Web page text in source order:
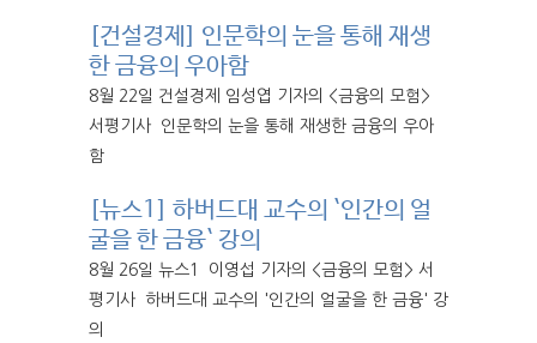
[건설경제] 인문학의 눈을 통해 재생
한 금융의 우아함
8월 22일 건설경제 임성엽 기자의 <금융의 모험>
서평기사 인문학의 눈을 통해 재생한 금융의 우아
함
[뉴스1] 하버드대 교수의 `인간의 얼
굴을 한 금융` 강의
8월 26일 뉴스1 이영섭 기자의 <금융의 모험> 서
평기사 하버드대 교수의 '인간의 얼굴을 한 금융' 강
의